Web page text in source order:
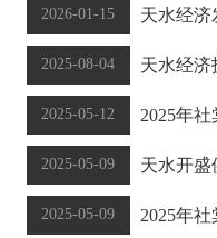
2026-01-15 天水经济
2025-08-04 天水经济
2025-05-12 2025年
2025-05-09 天水开盛
2025-05-09 2025年